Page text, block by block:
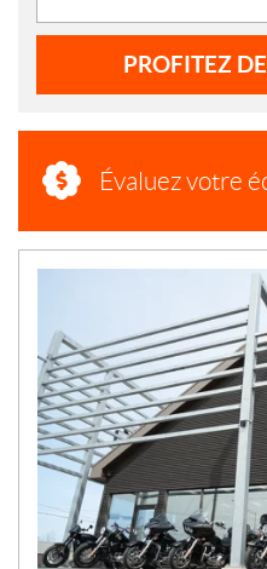
PROFITEZ
Évaluez votre
U
V
E
L
L
E